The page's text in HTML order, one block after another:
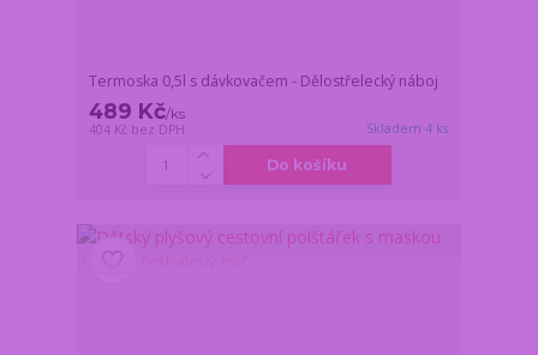
Termoska 0,5l s dávkovačem - Dělostřelecký náboj
489 Kč/ks
404 Kč bez DPH Skladem 4 ks
Do košíku